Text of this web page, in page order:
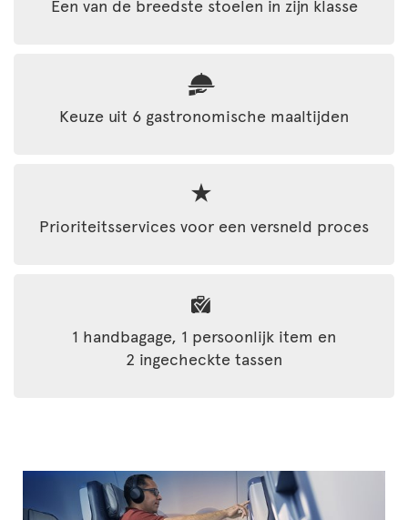
Een van de breedste stoelen in zijn klasse
Keuze uit 6 gastronomische maaltijden
Prioriteitsservices voor een versneld proces
1 handbagage, 1 persoonlijk item en
2 ingecheckte tassen